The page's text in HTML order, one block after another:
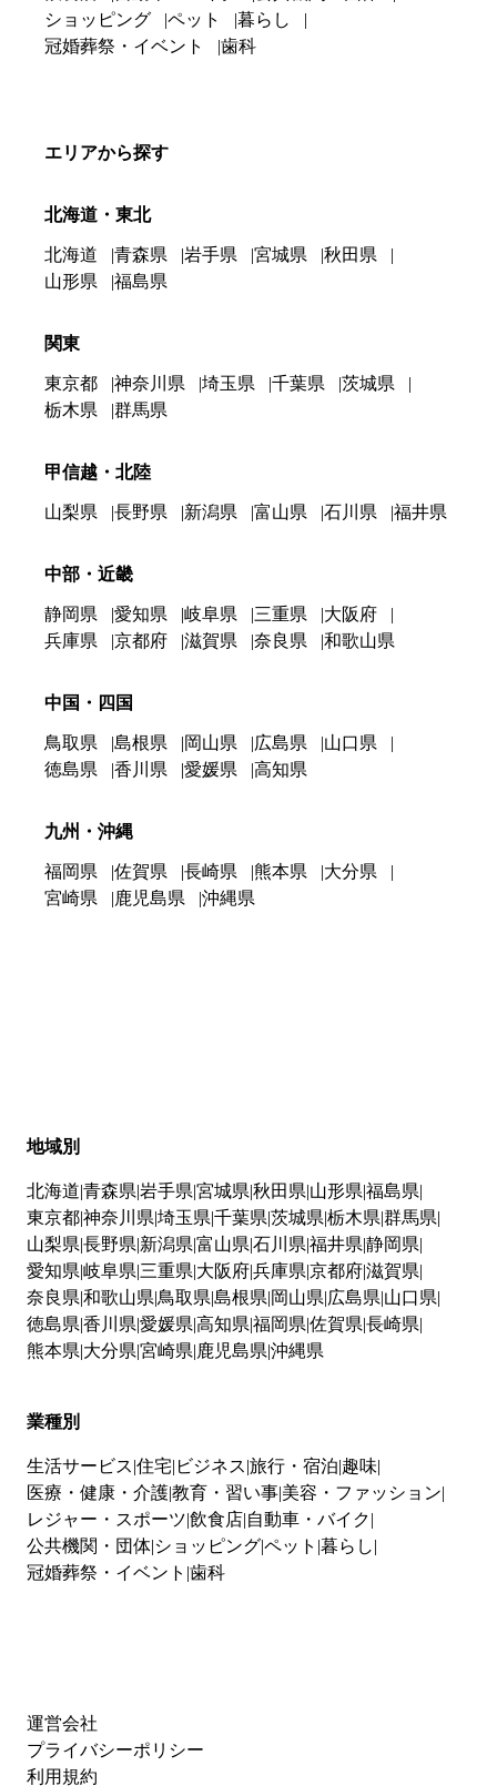
ショッピング
ペット
暮らし
冠婚葬祭・イベント
歯科
エリアから探す
北海道・東北
北海道 青森県 岩手県 宮城県
秋田県
山形県
福島県
関東
東京都 神奈川県 埼玉県 千葉県
茨城県
栃木県
群馬県
甲信越・北陸
山梨県 長野県 新潟県 富山県 石川県 福井県
中部・近畿
静岡県 愛知県 岐阜県 三重県
大阪府
兵庫県
京都府 滋賀県 奈良県 和歌山県
中国・四国
鳥取県 島根県 岡山県 広島県
山口県
徳島県
香川県 愛媛県 高知県
九州・沖縄
福岡県 佐賀県 長崎県 熊本県
大分県
宮崎県
鹿児島県 沖縄県
地域別
北海道 青森県 岩手県 宮城県 秋田県 山形県 福島県
東京都神奈川県 埼玉県 千葉県 茨城県 栃木県 群馬県
山梨県 長野県 新潟県 富山県 石川県 福井県 静岡県
愛知県 岐阜県 三重県 大阪府兵庫県 京都府滋賀県
奈良県 和歌山県 鳥取県 島根県 岡山県 広島県 山口県
徳島県 香川県 愛媛県 高知県 福岡県 佐賀県 長崎県
熊本県 大分県 宮崎県 鹿児島県 沖縄県
業種別
生活サービス 住宅 ビジネス 旅行・宿泊 趣味
医療・健康・介護教育・習い事 美容・ファッション
レジャー・スポーツ 飲食店 自動車・バイク
公共機関・団体 ショッピングペット 暮らし
冠婚葬祭・イベント 歯科
運営会社
プライバシーポリシー
利用規約